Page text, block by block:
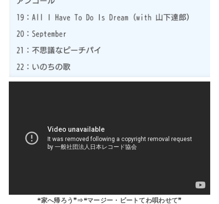
❝家へ帰ろう❞⇒❝マージー・ビートてわ唄わせて❞